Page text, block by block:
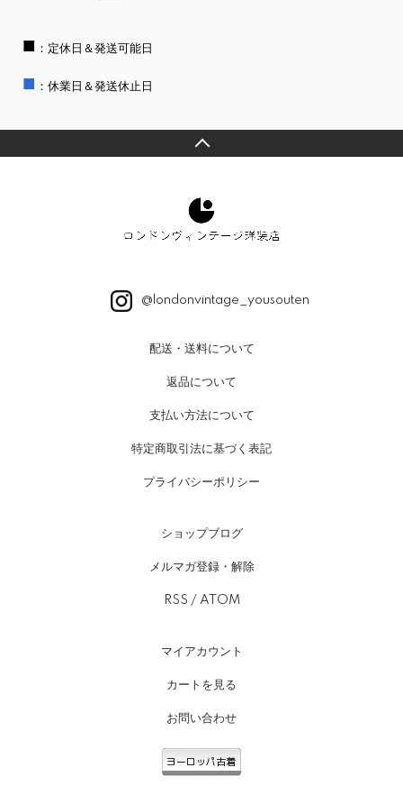
■ ：定休日＆発送可能日
■ ：休業日＆発送休止日
@londonvintage_yousouten
配送・送料について
返品について
支払い方法について
特定商取引法に基づく表記
プライバシーポリシー
ショップブログ
メルマガ登録・解除
RSS / ATOM
マイアカウント
カートを見る
お問い合わせ